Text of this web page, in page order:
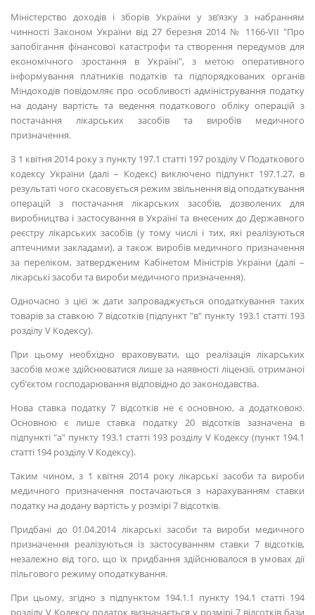
Міністерство доходів і зборів України у зв’язку з набранням
чинності Законом України від 27 березня 2014 № 1166-VІІ "Про
запобігання фінансової катастрофи та створення передумов для
економічного зростання в Україні", з метою оперативного
інформування платників податків та підпорядкованих органів
Міндоходів повідомляє про особливості адміністрування податку
на додану вартість та ведення податкового обліку операцій з
постачання лікарських засобів та виробів медичного
призначення.
З 1 квітня 2014 року з пункту 197.1 статті 197 розділу V Податкового
кодексу України (далі – Кодекс) виключено підпункт 197.1.27, в
результаті чого скасовується режим звільнення від оподаткування
операцій з постачання лікарських засобів, дозволених для
виробництва і застосування в Україні та внесених до Державного
реєстру лікарських засобів (у тому числі і тих, які реалізуються
аптечними закладами), а також виробів медичного призначення
за переліком, затвердженим Кабінетом Міністрів України (далі –
лікарські засоби та вироби медичного призначення).
Одночасно з цієї ж дати запроваджується оподаткування таких
товарів за ставкою 7 відсотків (підпункт "в" пункту 193.1 статті 193
розділу V Кодексу).
При цьому необхідно враховувати, що реалізація лікарських
засобів може здійснюватися лише за наявності ліцензії, отриманої
суб’єктом господарювання відповідно до законодавства.
Нова ставка податку 7 відсотків не є основною, а додатковою.
Основною є лише ставка податку 20 відсотків зазначена в
підпункті "а" пункту 193.1 статті 193 розділу V Кодексу (пункт 194.1
статті 194 розділу V Кодексу).
Таким чином, з 1 квітня 2014 року лікарські засоби та вироби
медичного призначення постачаються з нарахуванням ставки
податку на додану вартість у розмірі 7 відсотків.
Придбані до 01.04.2014 лікарські засоби та вироби медичного
призначення реалізуються із застосуванням ставки 7 відсотків,
незалежно від того, що їх придбання здійснювалося в умовах дії
пільгового режиму оподаткування.
При цьому, згідно з підпунктом 194.1.1 пункту 194.1 статті 194
розділу V Кодексу податок визначається у розмірі 7 відсотків бази